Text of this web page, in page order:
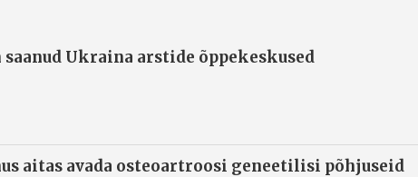
Ukraina arstide õppekeskused
aitas avada osteoartroosi geneetilisi põhjuseid